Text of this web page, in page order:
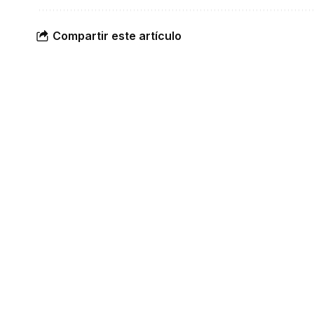
Compartir este artículo